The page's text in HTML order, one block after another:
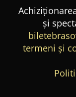
și
termeni și